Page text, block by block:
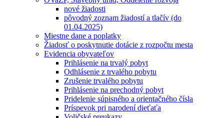
nové žiadosti
pôvodný zoznam žiadostí a tlačív (do
01.04.2025)
Miestne dane a poplatky
Žiadosť o poskytnutie dotácie z rozpočtu mesta
Evidencia obyvateľov
Prihlásenie na trvalý pobyt
Odhlásenie z trvalého pobytu
Zrušenie trvalého pobytu
Prihlásenie na prechodný pobyt
Pridelenie súpisného a orientačného čísla
Príspevok pri narodení dieťaťa